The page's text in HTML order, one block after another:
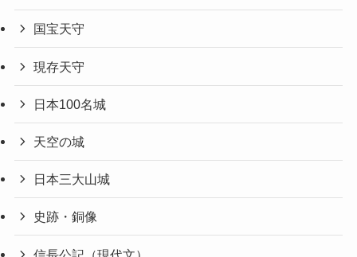
国宝天守
現存天守
日本100名城
天空の城
日本三大山城
史跡・銅像